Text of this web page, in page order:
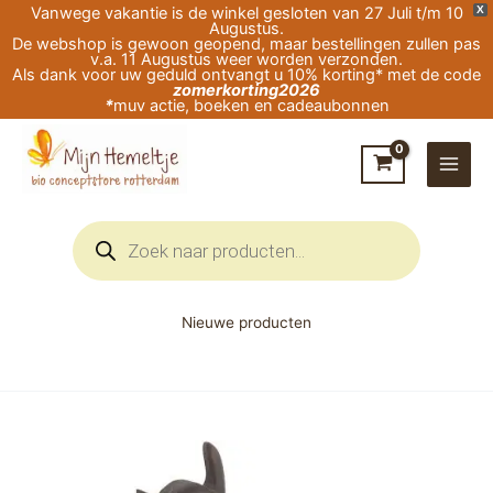
X
Vanwege vakantie is de winkel gesloten van 27 Juli t/m 10
Augustus.
De webshop is gewoon geopend, maar bestellingen zullen pas
v.a. 11 Augustus weer worden verzonden.
Als dank voor uw geduld ontvangt u 10% korting* met de code
zomerkorting2026
*muv actie, boeken en cadeaubonnen
naar
de
Producten
zoeken
Nieuwe producten